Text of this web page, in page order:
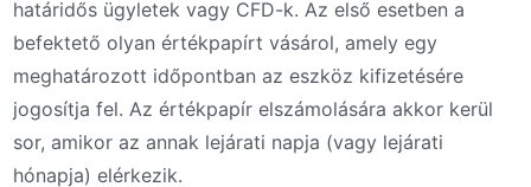
határidős ügyletek vagy CFD-k. Az első esetben a
befektető olyan értékpapírt vásárol, amely egy
meghatározott időpontban az eszköz kifizetésére
jogosítja fel. Az értékpapír elszámolására akkor kerül
sor, amikor az annak lejárati napja (vagy lejárati
hónapja) elérkezik.